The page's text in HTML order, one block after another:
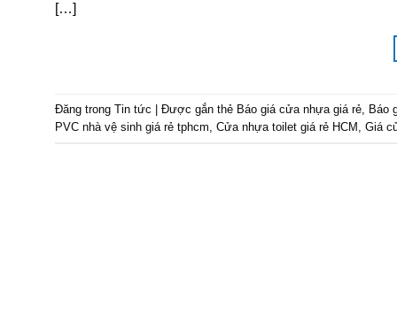
[…]
Đăng trong Tin tức | Được gắn thẻ Báo giá cửa nhựa giá rẻ Báo
PVC nhà vệ sinh giá rẻ tphcm Cửa nhựa toilet giá rẻ HCM Giá